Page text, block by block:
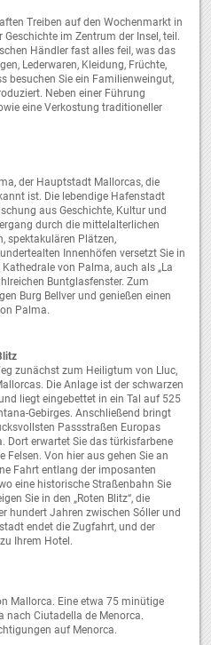
Treiben auf den Wochenmarkt in
im Zentrum der Insel, teil.
Händler fast alles feil, was das
Lederwaren, Kleidung, Früchte,
besuchen Sie ein Familienweingut,
Neben einer Führung
eine Verkostung traditioneller
der Hauptstadt Mallorcas, die
ist. Die lebendige Hafenstadt
aus Geschichte, Kultur und
durch die mittelalterlichen
spektakulären Plätzen,
Innenhöfen versetzt Sie in
von Palma, auch als „La
Buntglasfenster. Zum
Burg Bellver und genießen einen
Palma.
zunächst zum Heiligtum von Lluc,
Die Anlage ist der schwarzen
liegt eingebettet in ein Tal auf 525
Gebirges. Anschließend bringt
Passstraßen Europas
Dort erwartet Sie das türkisfarbene
Felsen. Von hier aus gehen Sie an
Fahrt entlang der imposanten
eine historische Straßenbahn Sie
Sie in den „Roten Blitz“, die
hundert Jahren zwischen Sóller und
endet die Zugfahrt, und der
Ihrem Hotel.
Mallorca. Eine etwa 75 minütige
nach Ciutadella de Menorca.
auf Menorca.